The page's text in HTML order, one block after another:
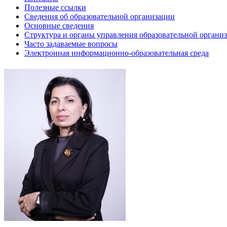
Полезные ссылки
Сведения об образовательной организации
Основные сведения
Структура и органы управления образовательной
Часто задаваемые вопросы
Электронная информационно-образовательная среда